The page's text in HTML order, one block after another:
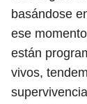
basándose
ese
están
vivos,